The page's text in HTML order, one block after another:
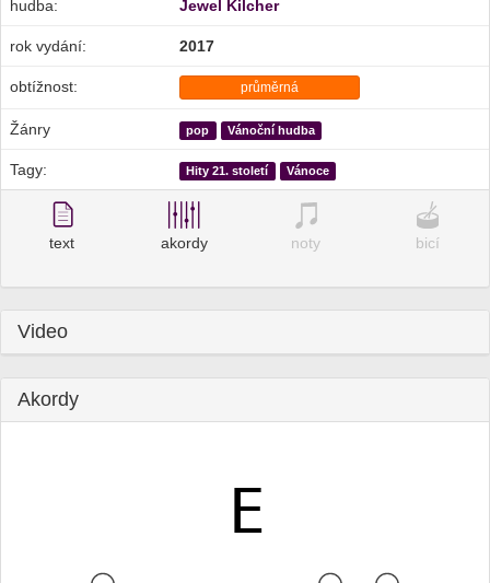
hudba: Jewel Kilcher
rok vydání: 2017
obtížnost: průměrná
Žánry pop Vánoční hudba
Tagy: Hity 21. století Vánoce
text akordy noty bicí
Video
Akordy
E